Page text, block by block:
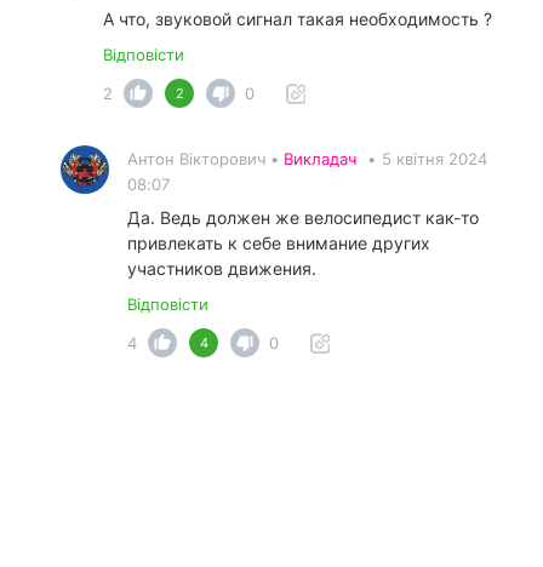
А что, звуковой сигнал такая необходимость ?
Відповісти
2
2 0
Антон Вікторович • Викладач • 5 квітня 2024
08:07
Да. Ведь должен же велосипедист как-то
привлекать к себе внимание других
участников движения.
Відповісти
4
4 0